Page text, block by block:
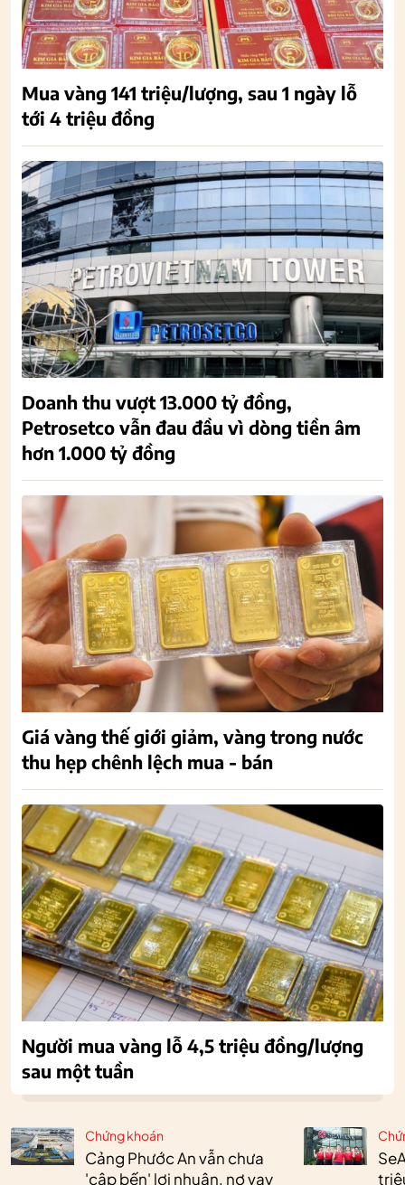
Chứng khoán
Cảng Phước An vẫn chưa
'cập bến' lợi nhuận, nợ vay
Mua vàng 141 triệu/lượng, sau 1 ngày lỗ
tới 4 triệu đồng
Doanh thu vượt 13.000 tỷ đồng,
Petrosetco vẫn đau đầu vì dòng tiền âm
hơn 1.000 tỷ đồng
Giá vàng thế giới giảm, vàng trong nước
thu hẹp chênh lệch mua - bán
Người mua vàng lỗ 4,5 triệu đồng/lượng
sau một tuần